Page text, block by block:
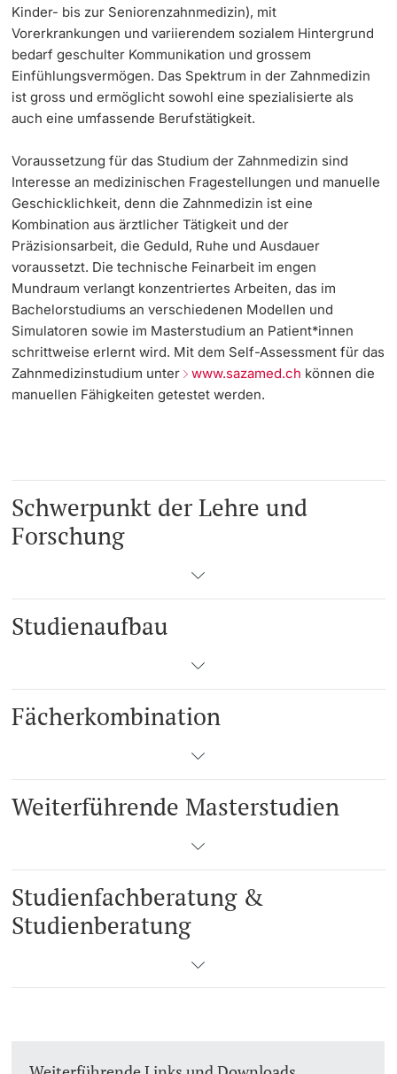
KI in Studium und Lehre
Digitales Lernen
Sprachenzentrum
Lernbörse
Lernräume
Kinder- bis zur Seniorenzahnmedizin), mit
Vorerkrankungen und variierendem sozialem Hintergrund
bedarf geschulter Kommunikation und grossem
Einfühlungsvermögen. Das Spektrum in der Zahnmedizin
ist gross und ermöglicht sowohl eine spezialisierte als
auch eine umfassende Berufstätigkeit.
Voraussetzung für das Studium der Zahnmedizin sind
Interesse an medizinischen Fragestellungen und manuelle
Geschicklichkeit, denn die Zahnmedizin ist eine
Kombination aus ärztlicher Tätigkeit und der
Präzisionsarbeit, die Geduld, Ruhe und Ausdauer
voraussetzt. Die technische Feinarbeit im engen
Mundraum verlangt konzentriertes Arbeiten, das im
Bachelorstudiums an verschiedenen Modellen und
Simulatoren sowie im Masterstudium an Patient*innen
schrittweise erlernt wird. Mit dem Self-Assessment für das
Zahnmedizinstudium unter www.sazamed.ch können die
manuellen Fähigkeiten getestet werden.
Schwerpunkt der Lehre und
Forschung
Studienaufbau
Fächerkombination
Weiterführende Masterstudien
Studienfachberatung &
Studienberatung